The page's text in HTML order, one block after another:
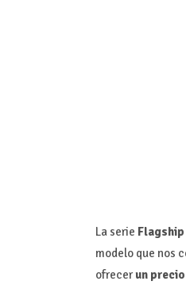
La serie
modelo que nos
ofrecerun